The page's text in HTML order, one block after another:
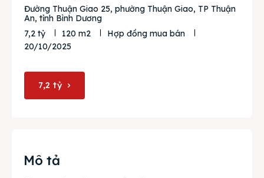
Đường Thuận Giao 25, phường Thuận Giao, TP Thuận
An, tỉnh Bình Dương
7,2 tỷ
120 m2
Hợp đồng mua bán
20/10/2025
7,2 tỷ
Mô tả